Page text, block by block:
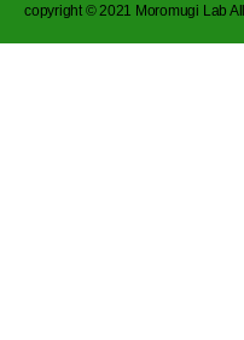
copyright © 2021 Moromugi Lab